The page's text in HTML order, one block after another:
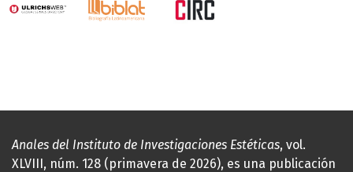
Anales del Instituto de Investigaciones Estéticas, vol.
XLVIII, núm. 128 (primavera de 2026), es una publicación